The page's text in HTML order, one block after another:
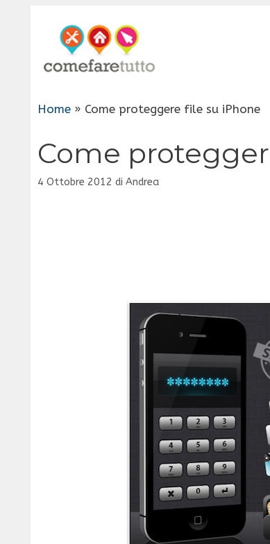
Home » Come proteggere file su iPhone
Come
4 Ottobre 2012 di Andrea